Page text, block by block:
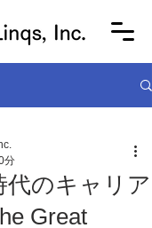
代のキャリア
Great
分